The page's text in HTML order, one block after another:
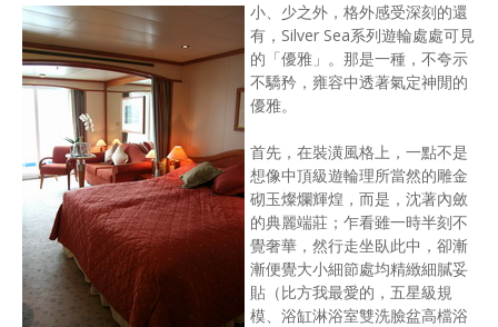
生活風
書房集
日記簿
餐桌週記
享樂隨手拍
照相簿
影音區
小、少之外，格外感受深刻的還
有，Silver Sea系列遊輪處處可見
的「優雅」。那是一種，不夸示
不驕矜，雍容中透著氣定神閒的
優雅。
首先，在裝潢風格上，一點不是
想像中頂級遊輪理所當然的雕金
砌玉燦爛輝煌，而是，沈著內斂
的典麗端莊；乍看雖一時半刻不
覺奢華，然行走坐臥此中，卻漸
漸便覺大小細節處均精緻細膩妥
貼（比方我最愛的，五星級規
模、浴缸淋浴室雙洗臉盆高檔浴